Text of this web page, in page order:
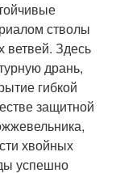
стволы
ветвей. Здесь
дрань,
гибкой
защитной
хвойных
успешно